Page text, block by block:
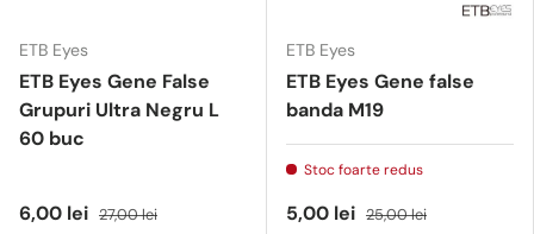
ETB Eyes
ETB Eyes Gene False
Grupuri Ultra Negru L
60 buc
6,00 lei 27,00 lei
ETB Eyes
ETB Eyes Gene false
banda M19
Stoc foarte redus
5,00 lei 25,00 lei